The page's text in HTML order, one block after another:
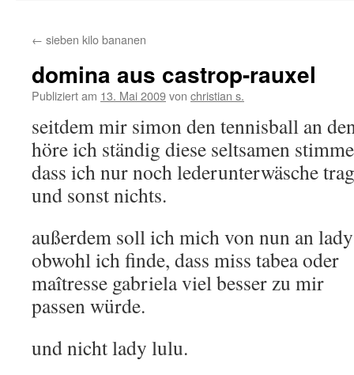
← sieben kilo bananen
domina aus castrop-rauxel
Publiziert am 13. Mai 2009von christian s.
seitdem mir simon den tennisball an
höre ich ständig diese seltsamen
dass ich nur noch lederunterwäsche
und sonst nichts.
außerdem soll ich mich von nun an
obwohl ich finde, dass miss tabea oder
maîtresse gabriela viel besser zu mir
passen würde.
und nicht lady lulu.